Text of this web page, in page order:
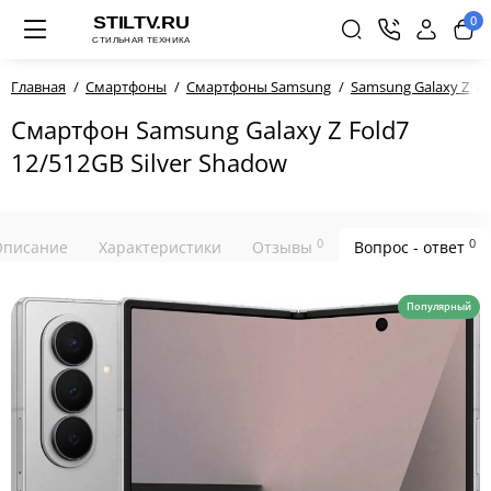
0
Главная Смартфоны Смартфоны Samsung Samsung Galaxy Z
Смартфон Samsung Galaxy Z Fold7
12/512GB Silver Shadow
Характеристики Отзывы 0 Вопрос - ответ 0
Популярный